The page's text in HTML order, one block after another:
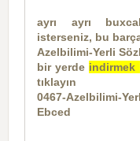
ayrı ayrı
isterseniz, bu
Azelbilimi-Yerli
bir yerde indirmek
tıklayın
0467-
Ebced